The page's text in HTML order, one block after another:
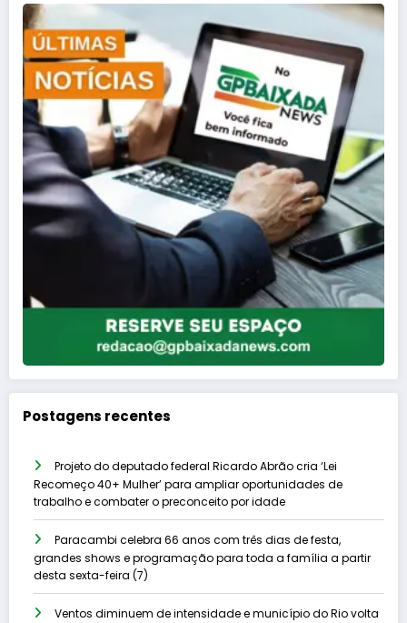
Postagens recentes
Projeto do deputado federal Ricardo Abrão cria ‘Lei
Recomeço 40+ Mulher’ para ampliar oportunidades de
trabalho e combater o preconceito por idade
Paracambi celebra 66 anos com três dias de festa,
grandes shows e programação para toda a família a partir
desta sexta-feira (7)
Ventos diminuem de intensidade e município do Rio volta